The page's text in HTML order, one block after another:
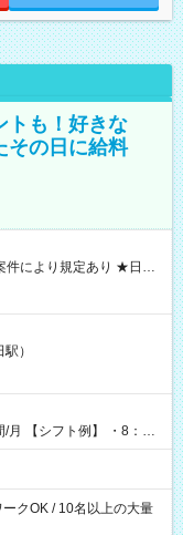
トも！好きな
の日に給料
現金GET♪ お仕事後はコ
用期間】試
）
00
クOK / 10名以上の大量